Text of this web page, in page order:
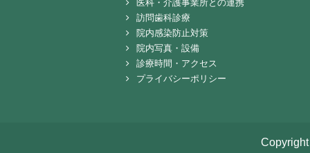
医科・介護事業所との連携
訪問歯科診療
院内感染防止対策
院内写真・設備
診療時間・アクセス
プライバシーポリシー